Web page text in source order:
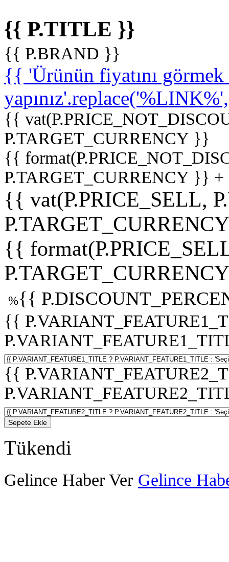
{{ P.TITLE }}
{{ P.BRAND }}
{{ 'Ürünün fiyatını
{{
P.TARGET_CURRENCY }}
{{
P.TARGET_CURRENCY }}
{{ vat(P.PRICE_SELL,
{{
%{{
{{
{{
Sepete Ekle
Tükendi
Gelince Haber Ver Gelince